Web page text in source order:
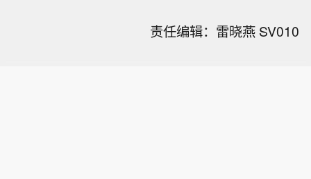
责任编辑：雷晓燕 SV010